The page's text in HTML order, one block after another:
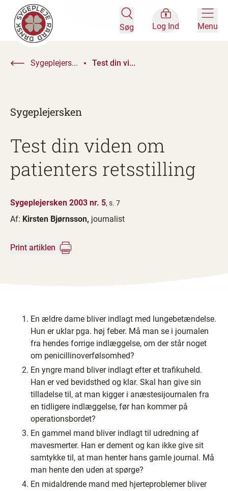
Søg Log Ind Menu
Sygeplejers... Test din vi...
Sygeplejersken
Test din viden om
patienters retsstilling
Sygeplejersken 2003 nr. 5, s. 7
Af: Kirsten Bjørnsson, journalist
Print artiklen
En ældre dame bliver indlagt med lungebetændelse.
Hun er uklar pga. høj feber. Må man se i journalen
fra hendes forrige indlæggelse, om der står noget
om penicillinoverfølsomhed?
En yngre mand bliver indlagt efter et trafikuheld.
Han er ved bevidsthed og klar. Skal han give sin
tilladelse til, at man kigger i anæstesijournalen fra
en tidligere indlæggelse, før han kommer på
operationsbordet?
En gammel mand bliver indlagt til udredning af
mavesmerter. Han er dement og kan ikke give sit
samtykke til, at man henter hans gamle journal. Må
man hente den uden at spørge?
En midaldrende mand med hjerteproblemer bliver